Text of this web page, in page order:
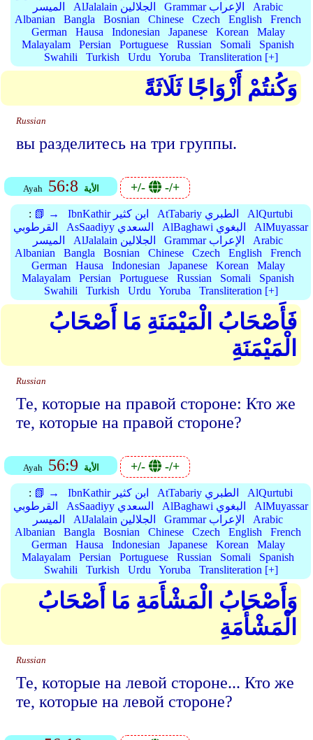
الميسر
AlJalalain الجلالين Grammar الإعراب
Arabic
Albanian
Bangla Bosnian Chinese Czech English
French
German
Hausa Indonesian Japanese Korean
Malay
Malayalam
Persian Portuguese Russian Somali
Spanish
Swahili
Turkish Urdu Yoruba Transliteration [+]
وَكُنتُمْ أَزْوَاجًا ثَلَاثَةً
Russian
вы разделитесь на три группы.
Ayah 56:8 الأية +/- -/+
: 📗 → IbnKathir ابن كثير AtTabariy الطبري
AlQurtubi
القرطوبي
AsSaadiyy السعدي AlBaghawi البغوي
AlMuyassar
الميسر
AlJalalain الجلالين Grammar الإعراب
Arabic
Albanian
Bangla Bosnian Chinese Czech English
French
German
Hausa Indonesian Japanese Korean
Malay
Malayalam
Persian Portuguese Russian Somali
Spanish
Swahili
Turkish Urdu Yoruba Transliteration [+]
فَأَصْحَابُ الْمَيْمَنَةِ مَا أَصْحَابُ
الْمَيْمَنَةِ
Russian
Те, которые на правой стороне: Кто же
те, которые на правой стороне?
Ayah 56:9 الأية +/- -/+
: 📗 → IbnKathir ابن كثير AtTabariy الطبري
AlQurtubi
القرطوبي
AsSaadiyy السعدي AlBaghawi البغوي
AlMuyassar
الميسر
AlJalalain الجلالين Grammar الإعراب
Arabic
Albanian
Bangla Bosnian Chinese Czech English
French
German
Hausa Indonesian Japanese Korean
Malay
Malayalam
Persian Portuguese Russian Somali
Spanish
Swahili
Turkish Urdu Yoruba Transliteration [+]
وَأَصْحَابُ الْمَشْأَمَةِ مَا أَصْحَابُ
الْمَشْأَمَةِ
Russian
Те, которые на левой стороне... Кто же
те, которые на левой стороне?